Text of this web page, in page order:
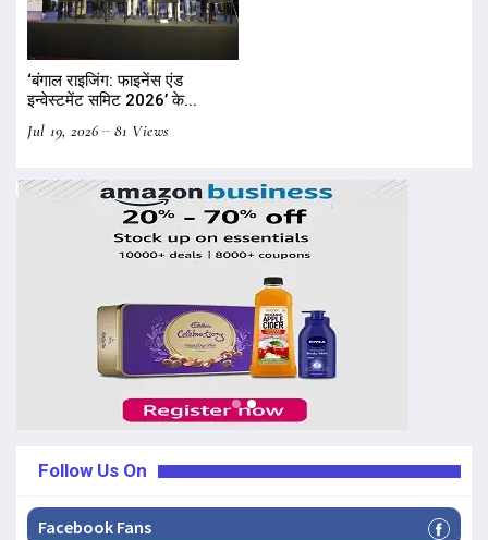
‘बंगाल राइजिंग: फाइनेंस एंड
इन्वेस्टमेंट समिट 2026’ के...
Jul 19, 2026
81 Views
Follow Us On
Facebook Fans